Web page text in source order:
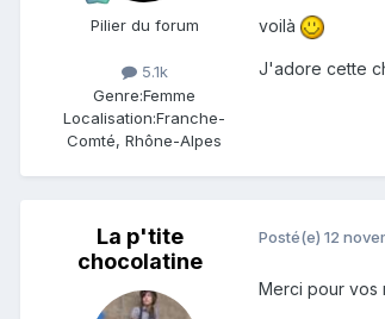
Pilier du forum
5.1k
Genre:Femme
Localisation:Franche-
Comté, Rhône-Alpes
voilà
J'adore cette
La p'tite
chocolatine
Posté(e) 12
Merci pour vos